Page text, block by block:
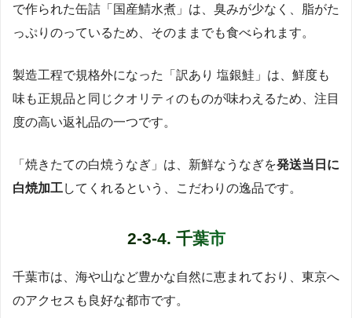
で作られた缶詰「国産鯖水煮」は、臭みが少なく、脂がた
っぷりのっているため、そのままでも食べられます。
製造工程で規格外になった「訳あり 塩銀鮭」は、鮮度も
味も正規品と同じクオリティのものが味わえるため、注目
度の高い返礼品の一つです。
「焼きたての白焼うなぎ」は、新鮮なうなぎを発送当日に
白焼加工してくれるという、こだわりの逸品です。
2-3-4. 千葉市
千葉市は、海や山など豊かな自然に恵まれており、東京へ
のアクセスも良好な都市です。